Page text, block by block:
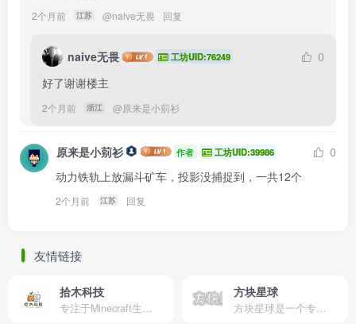
2个月前 江苏 @naive无畏 回复
naive无畏 工坊UID:76249
0
好了谢谢楼主
2个月前 浙江 @原来是小莂衫
原来是小莂衫 作者 工坊UID:39986
0
动力铁轨上放漏斗矿车，投影没捕捉到，一共12个
2个月前 江苏 回复
友情链接
拾木科技
专注于Minecraft生态建设
方块星球
方块星球是一个专注于我的世界的中文论坛，提供丰富的资源分享、玩家交流和创意展示，包括地图、皮肤、数据包等内容，打造Minecraft玩家的专属社区乐园！